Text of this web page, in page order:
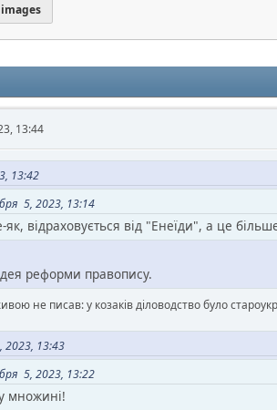
13:44
13:42
5, 2023, 13:14
відраховується від "Енеїди", а це
реформи правопису.
не писав: у козаків діловодство було
13:43
5, 2023, 13:22
множині!